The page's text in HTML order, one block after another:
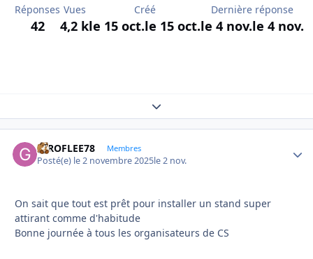
Réponses
42
Vues
4,2 k
Créé
le 15 oct.le 15 oct.
Dernière réponse
le 4 nov.le 4 nov.
Expand topic overview
GIROFLEE78 Membres
Posté(e) le 2 novembre 2025le 2 nov.
On sait que tout est prêt pour installer un stand super
attirant comme d'habitude
Bonne journée à tous les organisateurs de CS